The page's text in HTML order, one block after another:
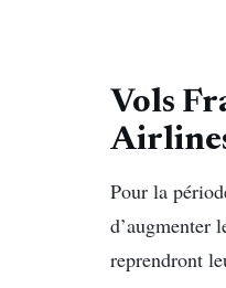
Vols
Pour la
d’augmenter
reprendront